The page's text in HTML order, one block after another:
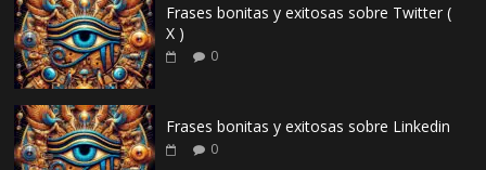
Frases bonitas y exitosas sobre Twitter (
X )
0
Frases bonitas y exitosas sobre Linkedin
0